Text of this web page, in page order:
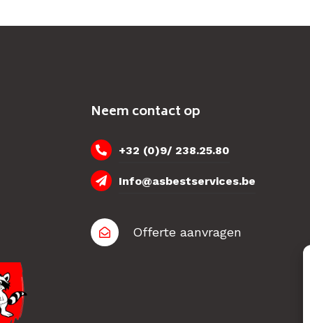
Neem contact op
+32 (0)9/ 238.25.80
Info@asbestservices.be
Offerte aanvragen